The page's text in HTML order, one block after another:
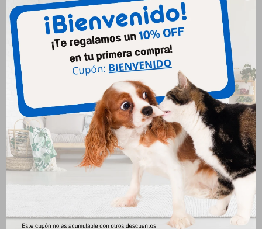
Productos que te pueden interesar
Equilibrio Gato Urinary 2 Kgs
Hills Perro I/d Digestive Care
Pequeño 1.5 Kg
1.631